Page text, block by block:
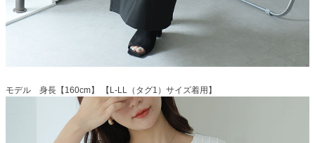
モデル 身長【160cm】 【L-LL（タグ1）サイズ着用】